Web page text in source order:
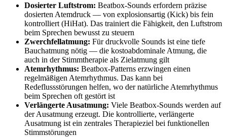
Dosierter Luftstrom: Beatbox-Sounds erfordern präzise
dosierten Atemdruck — von explosionsartig (Kick) bis fein
kontrolliert (HiHat). Das trainiert die Fähigkeit, den Luftstrom
beim Sprechen bewusst zu steuern
Zwerchfellatmung: Für druckvolle Sounds ist eine tiefe
Bauchatmung nötig — die kostoabdominale Atmung, die
auch in der Stimmtherapie als Zielatmung gilt
Atemrhythmus: Beatbox-Patterns erzwingen einen
regelmäßigen Atemrhythmus. Das kann bei
Redeflussstörungen helfen, wo der natürliche Atemrhythmus
beim Sprechen oft gestört ist
Verlängerte Ausatmung: Viele Beatbox-Sounds werden auf
der Ausatmung erzeugt. Die kontrollierte, verlängerte
Ausatmung ist ein zentrales Therapieziel bei funktionellen
Stimmstörungen